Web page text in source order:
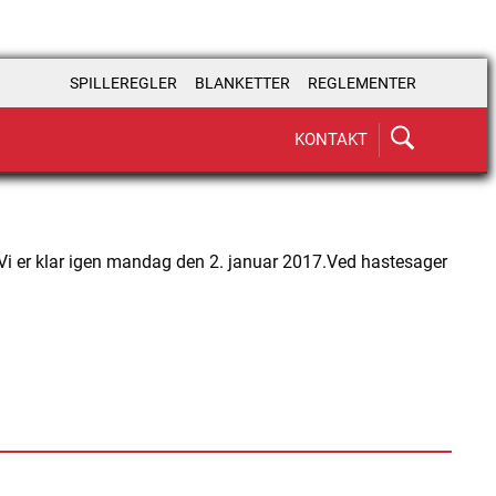
SPILLEREGLER BLANKETTER REGLEMENTER
KONTAKT
er klar igen mandag den 2. januar 2017.Ved hastesager